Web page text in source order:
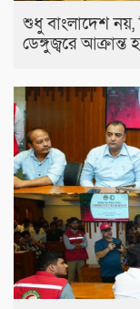
শুধু বাংলাদেশ নয়,
ডেঙ্গুজ্বরে আক্রান্ত